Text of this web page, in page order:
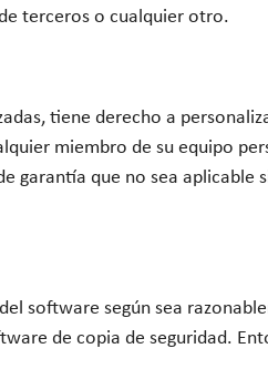
terceros o cualquier otro.
tiene derecho a
miembro de su equipo
garantía que no sea aplicable
software según sea
de copia de seguridad.